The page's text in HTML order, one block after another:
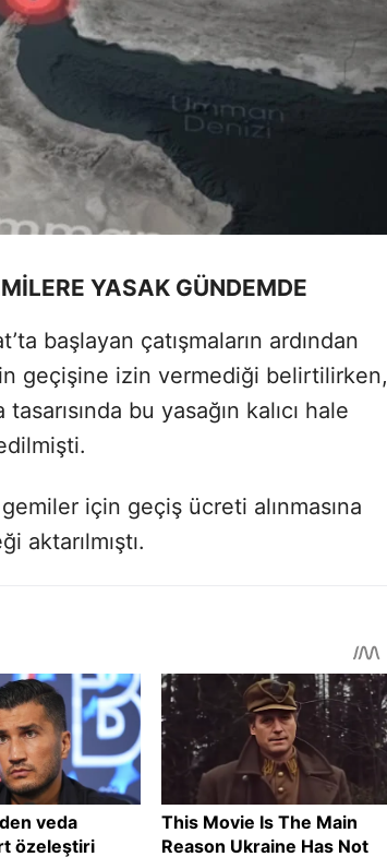
YASAK GÜNDEMDE
başlayan çatışmaların ardından
geçişine izin vermediği belirtilirken,
bu yasağın kalıcı hale
için geçiş ücreti alınmasına
aktarılmıştı.